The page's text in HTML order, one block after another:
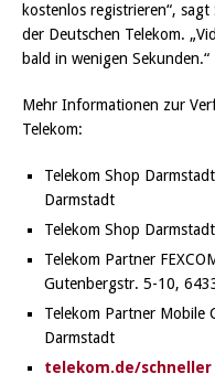
kostenlos registrieren“,
der Deutschen Telekom.
bald in wenigen Sekunden.“
Mehr Informationen zur
Telekom:
Telekom Shop
Darmstadt
Telekom Shop
Telekom Partner
Gutenbergstr. 5-10,
Telekom Partner Mobile
Darmstadt
telekom.de/schneller